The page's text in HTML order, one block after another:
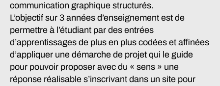
communication graphique structurés.
L’objectif sur 3 années d’enseignement est de
permettre à l’étudiant par des entrées
d’apprentissages de plus en plus codées et affinées
d’appliquer une démarche de projet qui le guide
pour pouvoir proposer avec du « sens » une
réponse réalisable s’inscrivant dans un site pour